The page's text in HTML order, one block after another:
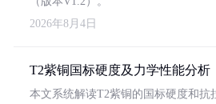
2026年8月4日
T2紫铜国标硬度及力学性能分析
本文系统解读T2紫铜的国标硬度和抗